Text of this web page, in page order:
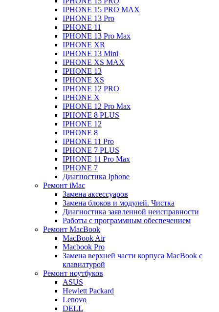
IPHONE 15 PRO MAX
IPHONE 13 Pro
IPHONE 11
IPHONE 13 Pro Max
IPHONE XR
IPHONE 13 Mini
IPHONE XS MAX
IPHONE 13
IPHONE XS
IPHONE 12 PRO
IPHONE X
IPHONE 12 Pro Max
IPHONE 8 PLUS
IPHONE 12
IPHONE 8
IPHONE 11 Pro
IPHONE 7 PLUS
IPHONE 11 Pro Max
IPHONE 7
Диагностика Iphone
Ремонт iMac
Замена аксессуаров
Замена блоков и модулей. Чистка
Диагностика заявленной неисправности
Работы с программным обеспечением
Ремонт MacBook
MacBook Air
Macbook Pro
Замена верхней части корпуса MacBook с
клавиатурой
Ремонт ноутбуков
ASUS
Hewlett Packard
Lenovo
DELL